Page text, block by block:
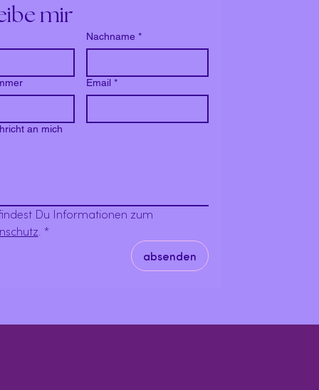
mir
Nachname *
Email *
an mich
. *
absenden